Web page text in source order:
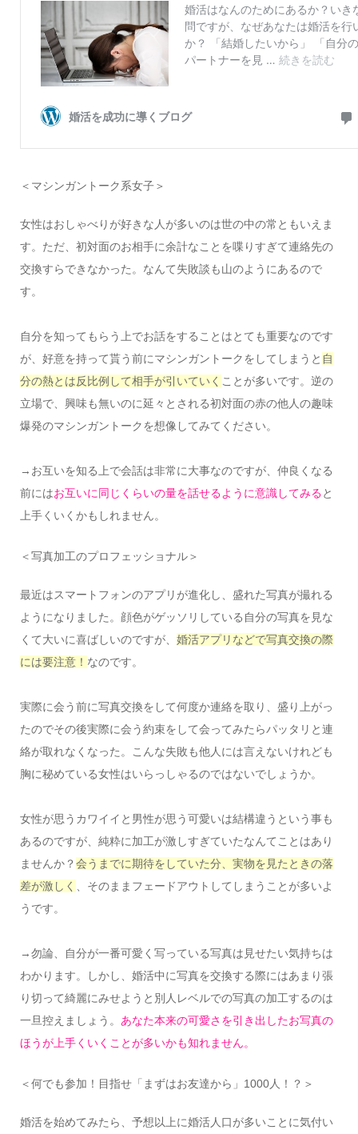
＜マシンガントーク系女子＞
女性はおしゃべりが好きな人が多いのは世の中の常ともいえま
す。ただ、初対面のお相手に余計なことを喋りすぎて連絡先の
交換すらできなかった。なんて失敗談も山のようにあるので
す。
自分を知ってもらう上でお話をすることはとても重要なのです
が、好意を持って貰う前にマシンガントークをしてしまうと 自
分の熱とは反比例して相手が引いていく ことが多いです。逆の
立場で、興味も無いのに延々とされる初対面の赤の他人の趣味
爆発のマシンガントークを想像してみてください。
→お互いを知る上で会話は非常に大事なのですが、仲良くなる
前にはお互いに同じくらいの量を話せるように意識してみると
上手くいくかもしれません。
＜写真加工のプロフェッショナル＞
最近はスマートフォンのアプリが進化し、盛れた写真が撮れる
ようになりました。顔色がゲッソリしている自分の写真を見な
くて大いに喜ばしいのですが、 婚活アプリなどで写真交換の際
には要注意！ なのです。
実際に会う前に写真交換をして何度か連絡を取り、盛り上がっ
たのでその後実際に会う約束をして会ってみたらパッタリと連
絡が取れなくなった。こんな失敗も他人には言えないけれども
胸に秘めている女性はいらっしゃるのではないでしょうか。
女性が思うカワイイと男性が思う可愛いは結構違うという事も
あるのですが、純粋に加工が激しすぎていたなんてことはあり
ませんか？会うまでに期待をしていた分、実物を見たときの落
差が激しく 、そのままフェードアウトしてしまうことが多いよ
うです。
→勿論、自分が一番可愛く写っている写真は見せたい気持ちは
わかります。しかし、婚活中に写真を交換する際にはあまり張
り切って綺麗にみせようと別人レベルでの写真の加工するのは
一旦控えましょう。 あなた本来の可愛さを引き出したお写真の
ほうが上手くいくことが多いかも知れません。
＜何でも参加！目指せ「まずはお友達から」1000人！？＞
婚活を始めてみたら、予想以上に婚活人口が多いことに気付い